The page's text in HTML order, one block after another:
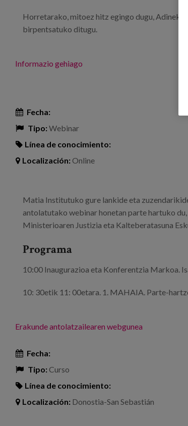
Horretarako, mitoez hitz egingo dugu,
birpentsatuko ditugu.
Informazio gehiago
Fecha:
Tipo:Webinar
Línea de conocimiento:
Localización:Online
Matia Institutuko gure lankide eta
antolatutako webinar honetan parte hartuko
Ministerioaren Justizia eta Kalteberatasuna
Programa
10:00 Inaugurazioa eta Konferentzia Markoa.
10: 30etik 11: 00etara. 1. MAHAIA. Parte-
Erakunde antolatzailearen webgunea
Fecha:
Tipo:Curso
Línea de conocimiento:
Localización: Donostia-San Sebastián